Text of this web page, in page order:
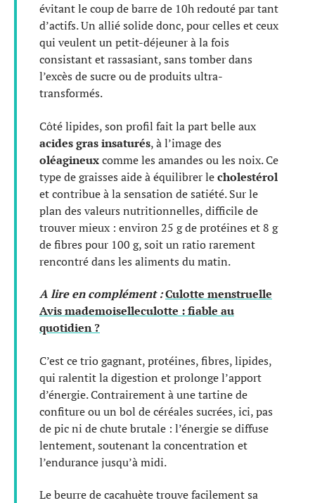
évitant le coup de barre de 10h redouté par tant
d’actifs. Un allié solide donc, pour celles et ceux
qui veulent un petit-déjeuner à la fois
consistant et rassasiant, sans tomber dans
l’excès de sucre ou de produits ultra-
transformés.
Côté lipides, son profil fait la part belle aux
acides gras insaturés, à l’image des
oléagineuxcomme les amandes ou les noix. Ce
type de graisses aide à équilibrer lecholestérol
et contribue à la sensation de satiété. Sur le
plan des valeurs nutritionnelles, difficile de
trouver mieux : environ 25 g de protéines et 8 g
de fibres pour 100 g, soit un ratio rarement
rencontré dans les aliments du matin.
A lire en complément :Culotte menstruelle
Avis mademoiselleculotte : fiable au
quotidien ?
C’est ce trio gagnant, protéines, fibres, lipides,
qui ralentit la digestion et prolonge l’apport
d’énergie. Contrairement à une tartine de
confiture ou un bol de céréales sucrées, ici, pas
de pic ni de chute brutale : l’énergie se diffuse
lentement, soutenant la concentration et
l’endurance jusqu’à midi.
Le beurre de cacahuète trouve facilement sa